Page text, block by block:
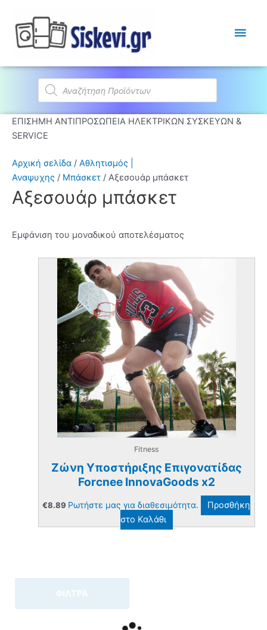
Products
search
ΦΙΛΤΡΑ
Αρχική σελίδα / Αθλητισμός |
Αναψυχης / Μπάσκετ / Αξεσουάρ μπάσκετ
Αξεσουάρ μπάσκετ
Εμφάνιση του μοναδικού αποτελέσματος
Fitness
Ζώνη Yποστήριξης Eπιγονατίδας
Forcnee InnovaGoods x2
€8.89 Ρωτήστε μας για διαθεσιμότητα.
Προσθήκη
στο Καλάθι
ΕΠΙΣΗΜΗ ΑΝΤΙΠΡΟΣΩΠΕΙΑ ΗΛΕΚΤΡΙΚΩΝ ΣΥΣΚΕΥΩΝ &
SERVICE